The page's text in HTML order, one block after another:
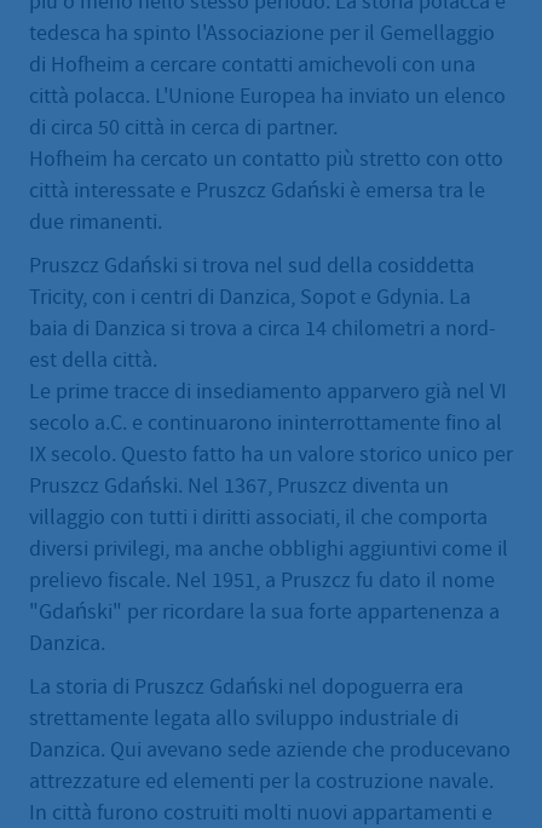
tedesca ha spinto l'Associazione per il Gemellaggio
di Hofheim a cercare contatti amichevoli con una
città polacca. L'Unione Europea ha inviato un elenco
di circa 50 città in cerca di partner.
Hofheim ha cercato un contatto più stretto con otto
città interessate e Pruszcz Gdański è emersa tra le
due rimanenti.
Pruszcz Gdański si trova nel sud della cosiddetta
Tricity, con i centri di Danzica, Sopot e Gdynia. La
baia di Danzica si trova a circa 14 chilometri a nord-
est della città.
Le prime tracce di insediamento apparvero già nel VI
secolo a.C. e continuarono ininterrottamente fino al
IX secolo. Questo fatto ha un valore storico unico per
Pruszcz Gdański. Nel 1367, Pruszcz diventa un
villaggio con tutti i diritti associati, il che comporta
diversi privilegi, ma anche obblighi aggiuntivi come il
prelievo fiscale. Nel 1951, a Pruszcz fu dato il nome
"Gdański" per ricordare la sua forte appartenenza a
Danzica.
La storia di Pruszcz Gdański nel dopoguerra era
strettamente legata allo sviluppo industriale di
Danzica. Qui avevano sede aziende che producevano
attrezzature ed elementi per la costruzione navale.
In città furono costruiti molti nuovi appartamenti e